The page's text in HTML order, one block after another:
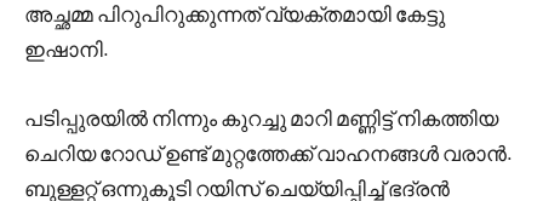
അച്ഛമ്മ പിറുപിറുക്കുന്നത് വ്യക്തമായി കേട്ടു
ഇഷാനി.
പടിപ്പുരയിൽ നിന്നും കുറച്ചു മാറി മണ്ണിട്ട് നികത്തിയ
ചെറിയ റോഡ് ഉണ്ട് മുറ്റത്തേക്ക് വാഹനങ്ങൾ വരാൻ.
ബുള്ളറ്റ് ഒന്നുകൂടി റയിസ് ചെയ്യിപ്പിച്ച് ഭദ്രൻ